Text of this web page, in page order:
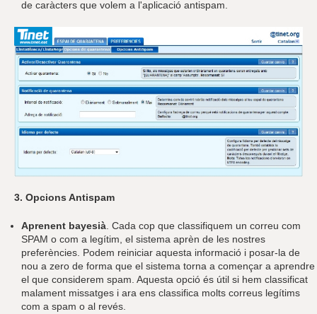
de caràcters que volem a l'aplicació antispam.
3. Opcions Antispam
Aprenent bayesià . Cada cop que classifiquem un correu com
SPAM o com a legítim, el sistema aprèn de les nostres
preferències. Podem reiniciar aquesta informació i posar-la de
nou a zero de forma que el sistema torna a començar a aprendre
el que considerem spam. Aquesta opció és útil si hem classificat
malament missatges i ara ens classifica molts correus legítims
com a spam o al revés.